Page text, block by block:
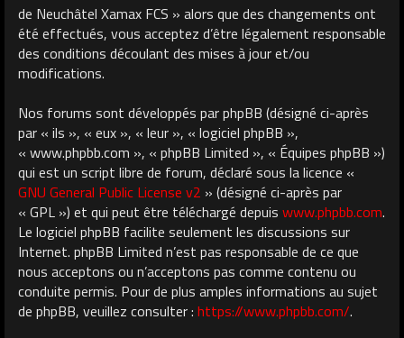
de Neuchâtel Xamax FCS » alors que des changements ont
été effectués, vous acceptez d’être légalement responsable
des conditions découlant des mises à jour et/ou
modifications.
Nos forums sont développés par phpBB (désigné ci-après
par « ils », « eux », « leur », « logiciel phpBB »,
« www.phpbb.com », « phpBB Limited », « Équipes phpBB »)
qui est un script libre de forum, déclaré sous la licence «
GNU General Public License v2 » (désigné ci-après par
« GPL ») et qui peut être téléchargé depuis www.phpbb.com.
Le logiciel phpBB facilite seulement les discussions sur
Internet. phpBB Limited n’est pas responsable de ce que
nous acceptons ou n’acceptons pas comme contenu ou
conduite permis. Pour de plus amples informations au sujet
de phpBB, veuillez consulter : https://www.phpbb.com/.